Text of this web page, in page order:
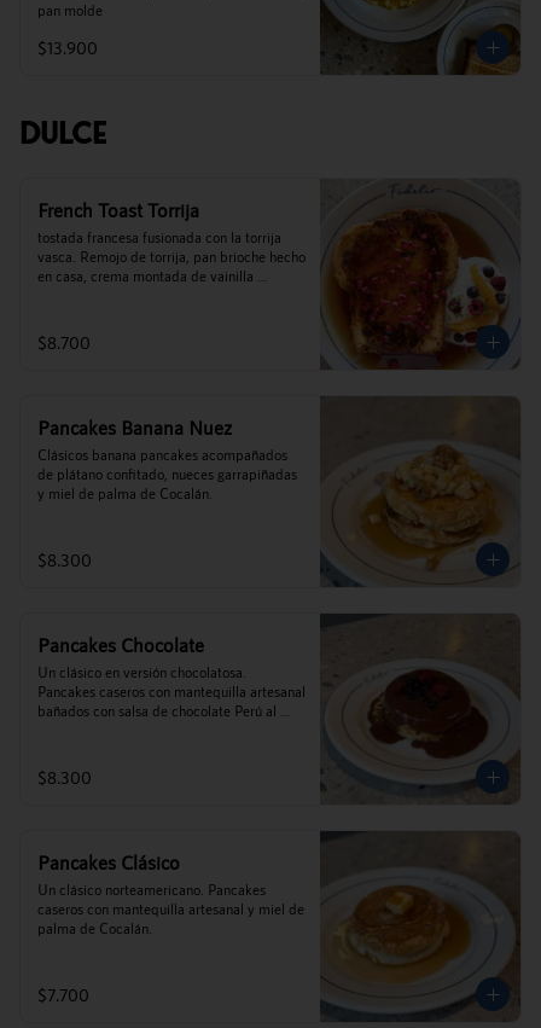
pan molde
$13.900
Dulce
French Toast Torrija
tostada francesa fusionada con la torrija
vasca. Remojo de torrija, pan brioche hecho
en casa, crema montada de vainilla
$8.700
Pancakes Banana Nuez
Clásicos banana pancakes acompañados
de plátano confitado, nueces garrapiñadas
y miel de palma de Cocalán.
$8.300
Pancakes Chocolate
Un clásico en versión chocolatosa.
Pancakes caseros con mantequilla artesanal
bañados con salsa de chocolate Perú al
$8.300
Pancakes Clásico
Un clásico norteamericano. Pancakes
caseros con mantequilla artesanal y miel de
palma de Cocalán.
$7.700